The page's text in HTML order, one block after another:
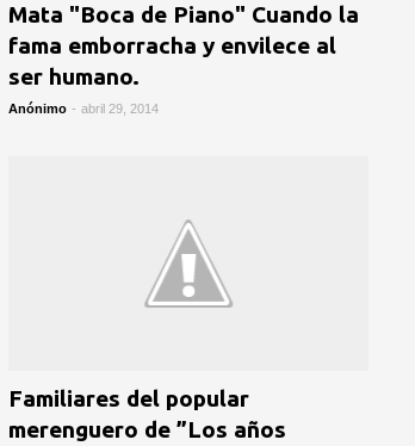
Mata "Boca de Piano" Cuando la
fama emborracha y envilece al
ser humano.
Anónimo - abril 29, 2014
Familiares del popular
merenguero de ”Los años